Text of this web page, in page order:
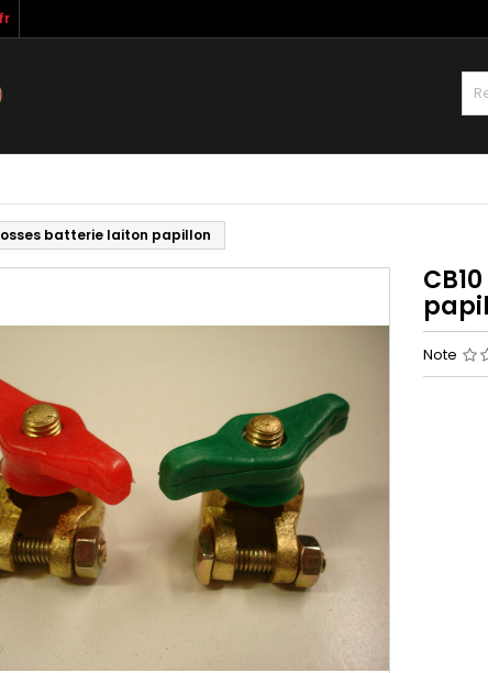
batterie laiton papillon
Note